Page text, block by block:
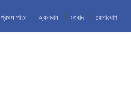
প্রথম পাতা অ্যালবাম সংবাদ যোগাযোগ